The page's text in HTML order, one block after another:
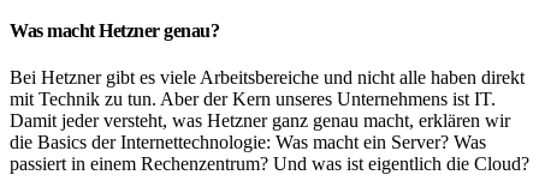
Was macht Hetzner genau?
Bei Hetzner gibt es viele Arbeitsbereiche und nicht alle haben direkt
mit Technik zu tun. Aber der Kern unseres Unternehmens ist IT.
Damit jeder versteht, was Hetzner ganz genau macht, erklären wir
die Basics der Internettechnologie: Was macht ein Server? Was
passiert in einem Rechenzentrum? Und was ist eigentlich die Cloud?